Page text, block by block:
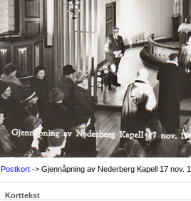
Postkort -> Gjennåpning av Nederberg Kapell 17 nov.
Korttekst